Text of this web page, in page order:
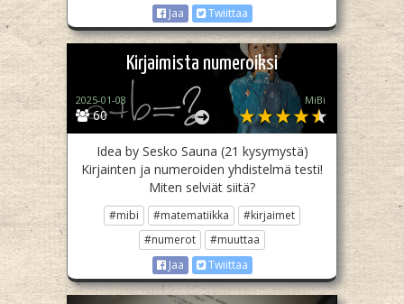
Jaa
Twiittaa
Kirjaimista numeroiksi
60
2025-01-08 MiBi
Idea by Sesko Sauna (21 kysymystä)
Kirjainten ja numeroiden yhdistelmä testi!
Miten selviät siitä?
#mibi #matematiikka
#kirjaimet
#numerot
#muuttaa
Jaa
Twiittaa